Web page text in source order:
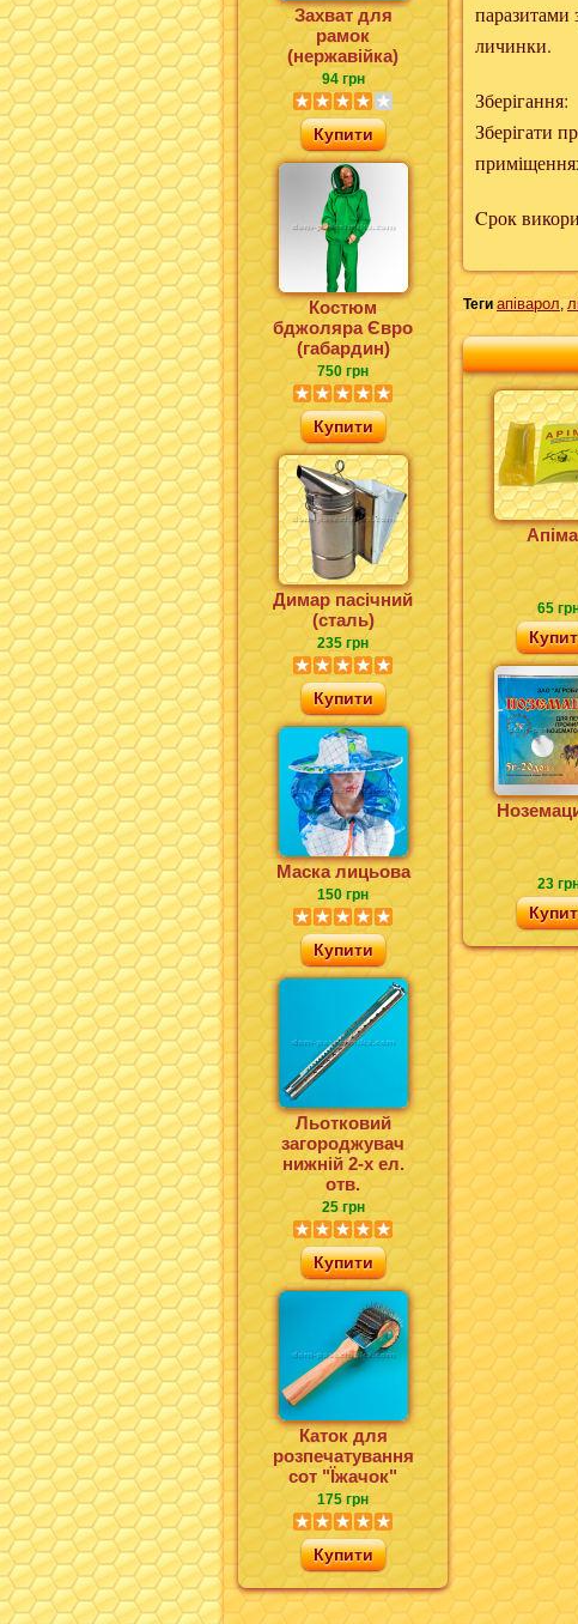
Захват для
рамок
(нержавійка)
94 грн
Купити
Костюм
бджоляра Євро
(габардин)
750 грн
Купити
Димар пасічний
(сталь)
235 грн
Купити
Маска лицьова
150 грн
Купити
Льотковий
загороджувач
нижній 2-х ел.
отв.
25 грн
Купити
Каток для
розпечатування
сот "Їжачок"
175 грн
Купити
паразитами
личинки.
Зберігання:
Зберігати
Cрок
Теги апіварол,
65
23